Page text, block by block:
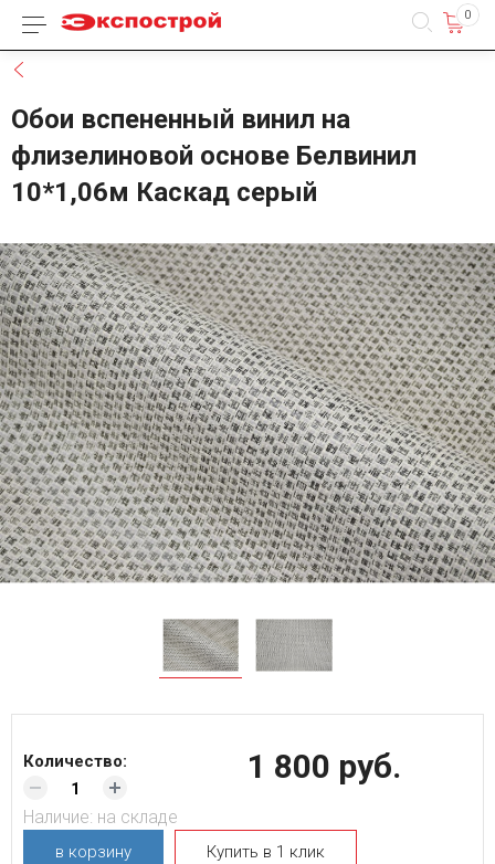
Каталог товаров 0
Обои вспененный винил на
флизелиновой основе Белвинил
10*1,06м Каскад серый
1 800 руб.
Количество:
Наличие: на складе
в корзину Купить в 1 клик